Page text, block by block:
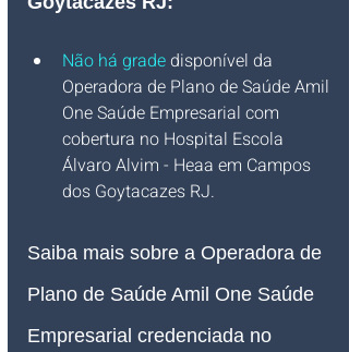
Não há grade disponível da
Operadora de Plano de Saúde Amil
One Saúde Empresarial com
cobertura no Hospital Escola
Álvaro Alvim - Heaa em Campos
dos Goytacazes RJ.
Saiba mais sobre a Operadora de
Plano de Saúde Amil One Saúde
Empresarial credenciada no